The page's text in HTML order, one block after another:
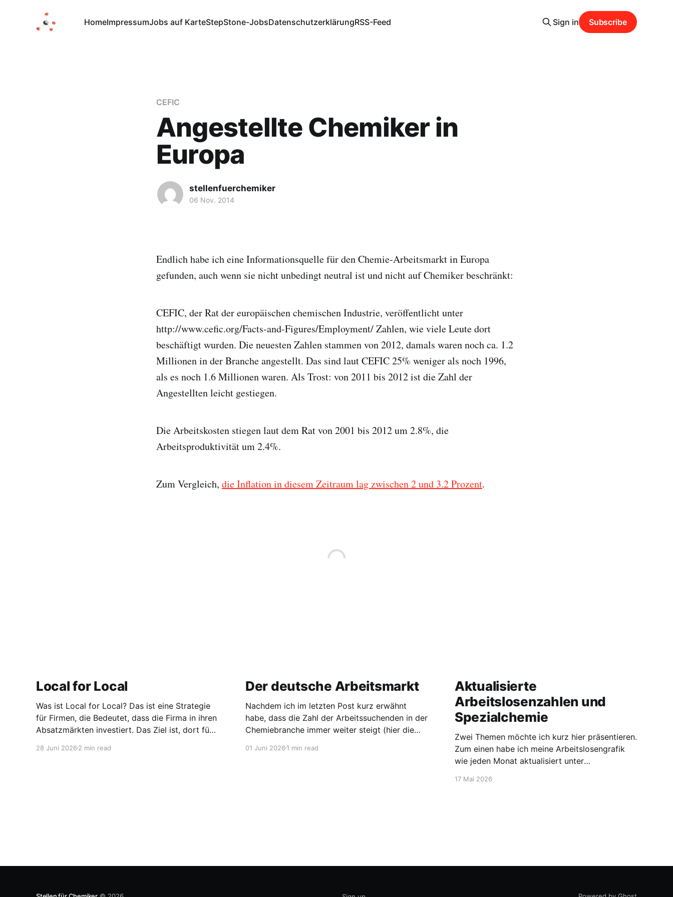
HomeImpressumJobs auf KarteStepStone-JobsDatenschutzerklärungRSS-Feed Sign in Subscribe
CEFIC
Angestellte Chemiker in
Europa
stellenfuerchemiker
06 Nov. 2014
Endlich habe ich eine Informationsquelle für den Chemie-Arbeitsmarkt in Europa
gefunden, auch wenn sie nicht unbedingt neutral ist und nicht auf Chemiker beschränkt:
CEFIC, der Rat der europäischen chemischen Industrie, veröffentlicht unter
http://www.cefic.org/Facts-and-Figures/Employment/ Zahlen, wie viele Leute dort
beschäftigt wurden. Die neuesten Zahlen stammen von 2012, damals waren noch ca. 1.2
Millionen in der Branche angestellt. Das sind laut CEFIC 25% weniger als noch 1996,
als es noch 1.6 Millionen waren. Als Trost: von 2011 bis 2012 ist die Zahl der
Angestellten leicht gestiegen.
Die Arbeitskosten stiegen laut dem Rat von 2001 bis 2012 um 2.8%, die
Arbeitsproduktivität um 2.4%.
Zum Vergleich, die Inflation in diesem Zeitraum lag zwischen 2 und 3.2 Prozent.
Local for Local
Was ist Local for Local? Das ist eine Strategie
für Firmen, die Bedeutet, dass die Firma in ihren
Absatzmärkten investiert. Das Ziel ist, dort für
entwickeln. Diese Strategie ist von Toyota
28 Juni 2026 2 min read
Der deutsche Arbeitsmarkt
Nachdem ich im letzten Post kurz erwähnt
habe, dass die Zahl der Arbeitssuchenden in der
Chemiebranche immer weiter steigt (hier die
den gesamten Arbeitsmarkt werfen. Laut
01 Juni 20261 min read
Aktualisierte
Arbeitslosenzahlen und
Spezialchemie
Zwei Themen möchte ich kurz hier präsentieren.
Zum einen habe ich meine Arbeitslosengrafik
wie jeden Monat aktualisiert unter
chemiker.de/arbeitslose-chemiker/. Und die
17 Mai 2026